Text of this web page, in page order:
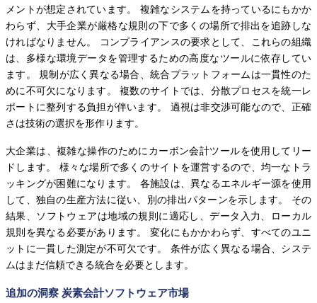
メントが想定されています。 複雑なシステムを持っているにもかか
わらず、大手企業が厳格な規則の下で多くの場所で排出を追跡しな
ければなりません。 コンプライアンスの要求として、これらの組織
は、多様な環境データを管理するための高度なツールに依存してい
ます。 規制が広く異なる場合、統合プラットフォームは一貫性のた
めに不可欠になります。 複数のサイトでは、分散プロセスを統一レ
ポートに整列する負担が伴います。 過視は非交渉可能なので、正確
さは技術の選択を形作ります。
大企業は、複雑な操作のためにカーボン会計ツールを使用してリー
ドします。 様々な場所で多くのサイトを運営するので、均一なトラ
ッキングが困難になります。 各施設は、異なるエネルギー源を使用
して、独自の生産方法に従い、別の排出パターンを示します。 その
結果、ソフトウェアは地域の規則に適応し、データ入力、ローカル
規則を異なる必要があります。 変化にもかかわらず、すべてのユニ
ットに一貫した測定が不可欠です。 条件が広く異なる場合、システ
ムはまだ信頼できる統合を必要とします。
追加の洞察 炭素会計ソフトウェア市場